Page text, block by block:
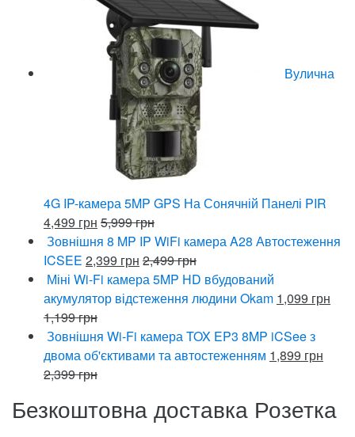
Вулична
4G IP-камера 5MP GPS На Сонячній Панелі PIR
4,499 грн 5,999грн
Зовнішня 8 MP IP WiFi камера A28 Автостеження
ICSEE 2,399 грн 2,499грн
Міні Wi-Fi камера 5MP HD вбудований
акумулятор відстеження людини Okam 1,099 грн
1,199грн
Зовнішня Wi-Fi камера TOX EP3 8MP iCSee з
двома об'єктивами та автостеженням 1,899 грн
2,399грн
Безкоштовна доставка Розетка